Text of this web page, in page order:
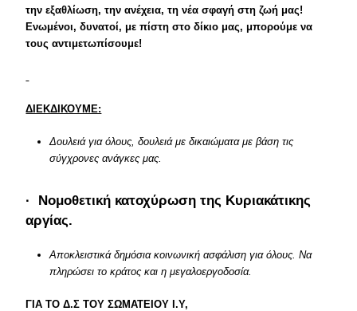
την εξαθλίωση, την ανέχεια, τη νέα σφαγή στη ζωή μας!
Ενωμένοι, δυνατοί, με πίστη στο δίκιο μας, μπορούμε να
τους αντιμετωπίσουμε!
ΔΙΕΚΔΙΚΟΥΜΕ:
Δουλειά για όλους, δουλειά με δικαιώματα με βάση τις
σύγχρονες ανάγκες μας.
· Νομοθετική κατοχύρωση της Κυριακάτικης
αργίας.
Αποκλειστικά δημόσια κοινωνική ασφάλιση για όλους. Να
πληρώσει το κράτος και η μεγαλοεργοδοσία.
ΓΙΑ ΤΟ Δ.Σ ΤΟΥ ΣΩΜΑΤΕΙΟΥ Ι.Υ,